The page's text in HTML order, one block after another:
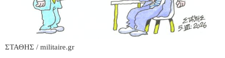
ΣΤΑΘΗΣ / militaire.gr